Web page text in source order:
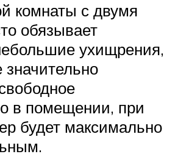
комнаты с двумя
обязывает
ухищрения,
в помещении, при
будет максимально